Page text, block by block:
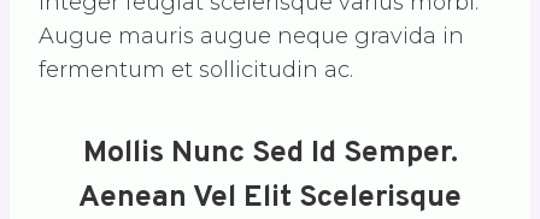
Augue mauris augue neque gravida in
fermentum et sollicitudin ac.
Mollis Nunc Sed Id Semper.
Aenean Vel Elit Scelerisque